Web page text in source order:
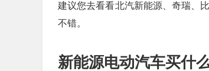
建议您去看看北汽新能源、奇瑞、
不错。
新能源电动汽车买什